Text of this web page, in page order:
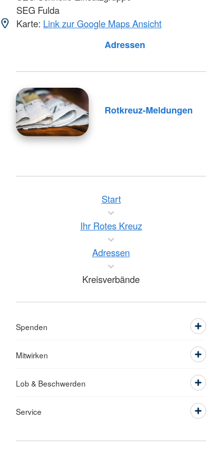
SEG Fulda
Karte: Link zur Google Maps Ansicht
Adressen
Rotkreuz-Meldungen
Start
Ihr Rotes Kreuz
Adressen
Kreisverbände
Spenden
Mitwirken
Lob & Beschwerden
Service